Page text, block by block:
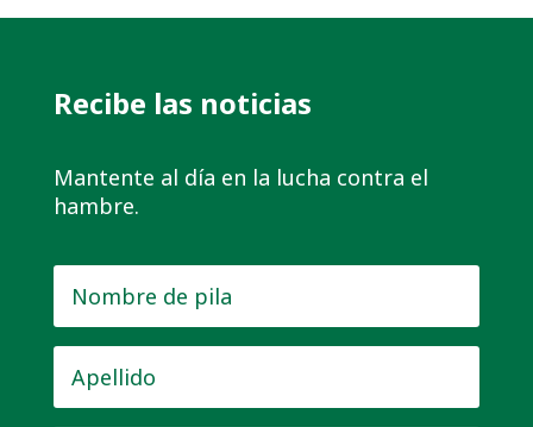
Recibe las noticias
Mantente al día en la lucha contra el
hambre.
de
pila *